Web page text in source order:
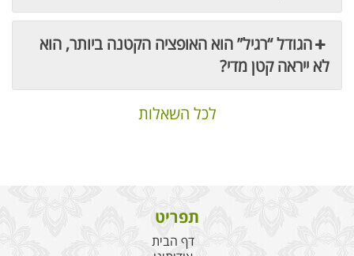
הגודל “רגיל” הוא האופציה הקטנה ביותר, הוא
לא ייראה קטן מדי?
לכל השאלות
תפריט
דף הבית